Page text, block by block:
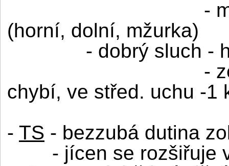
-
(horní, dolní, mžurka)
- dobrý sluch -
-
chybí, ve střed. uchu -1
- TS - bezzubá dutina
- jícen se rozšiřuje